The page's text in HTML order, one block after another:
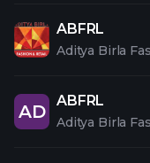
ABFRL
Aditya Birla
AD
ABFRL
Aditya Birla